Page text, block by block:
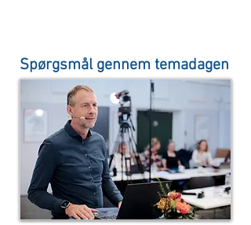
Spørgsmål gennem temadagen